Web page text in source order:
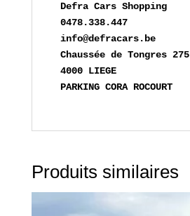
Defra Cars Shopping
0478.338.447
info@defracars.be
Chaussée de Tongres 275
4000 LIEGE
PARKING CORA ROCOURT
Produits similaires